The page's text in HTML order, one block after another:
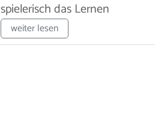
spielerisch das Lernen
nahezubringen....
weiter lesen